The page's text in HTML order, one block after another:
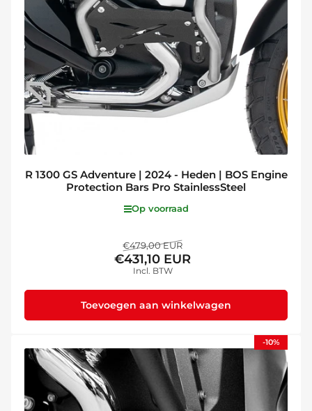
R 1300 GS Adventure | 2024 - Heden | BOS Engine
Protection Bars Pro StainlessSteel
Op voorraad
Normale
prijs
€479,00 EURAanbiedingsprijs
€431,10 EUR
Incl. BTW
Toevoegen aan winkelwagen
-10%